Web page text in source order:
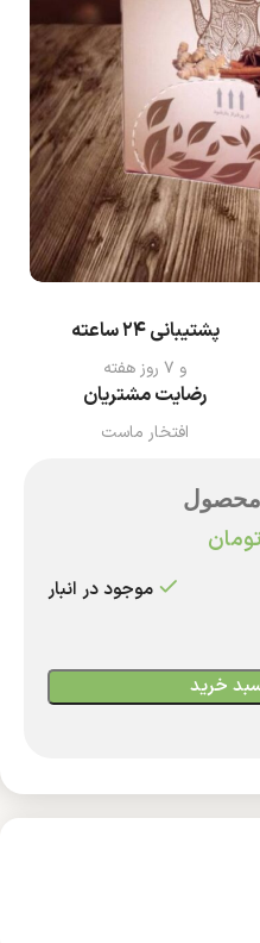
پشتیبانی ۲۴ ساعته
و ۷ روز هفته
رضایت مشتریان
افتخار ماست
تومان
موجود در انبار
خرید